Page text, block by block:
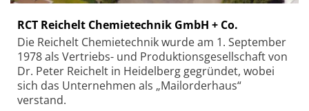
RCT Reichelt Chemietechnik GmbH + Co.
Die Reichelt Chemietechnik wurde am 1. September
1978 als Vertriebs- und Produktionsgesellschaft von
Dr. Peter Reichelt in Heidelberg gegründet, wobei
sich das Unternehmen als „Mailorderhaus“
verstand.